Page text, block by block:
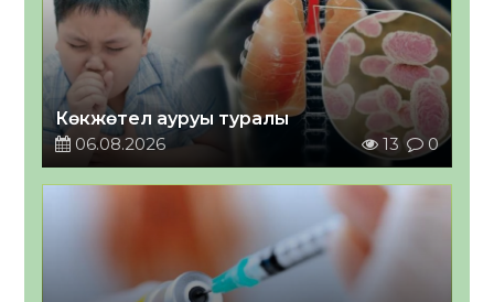
Көкжөтел ауруы туралы
06.08.2026
13 0